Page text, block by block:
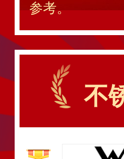
参考。
不